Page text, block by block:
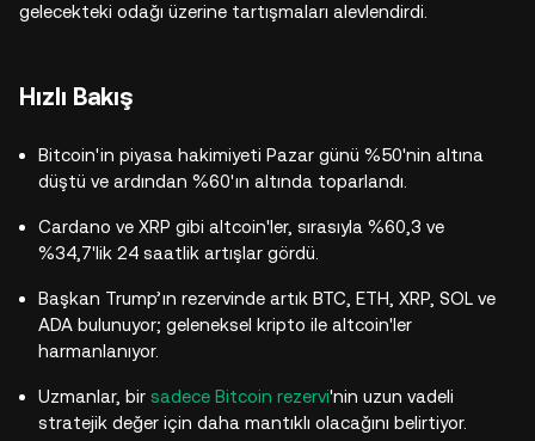
gelecekteki odağı üzerine tartışmaları alevlendirdi.
Hızlı Bakış
Bitcoin'in piyasa hakimiyeti Pazar günü %50'nin altına
düştü ve ardından %60'ın altında toparlandı.
Cardano ve XRP gibi altcoin'ler, sırasıyla %60,3 ve
%34,7'lik 24 saatlik artışlar gördü.
Başkan Trump’ın rezervinde artık BTC, ETH, XRP, SOL ve
ADA bulunuyor; geleneksel kripto ile altcoin'ler
harmanlanıyor.
Uzmanlar, bir sadece Bitcoin rezervi'nin uzun vadeli
stratejik değer için daha mantıklı olacağını belirtiyor.